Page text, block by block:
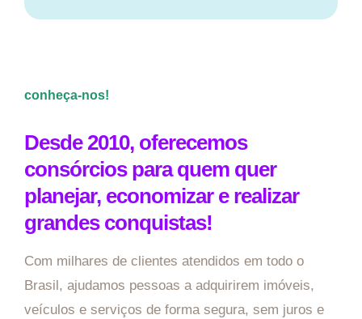
conheça-nos!
Desde 2010, oferecemos
consórcios para quem quer
planejar, economizar e realizar
grandes conquistas!
Com milhares de clientes atendidos em todo o
Brasil, ajudamos pessoas a adquirirem imóveis,
veículos e serviços de forma segura, sem juros e